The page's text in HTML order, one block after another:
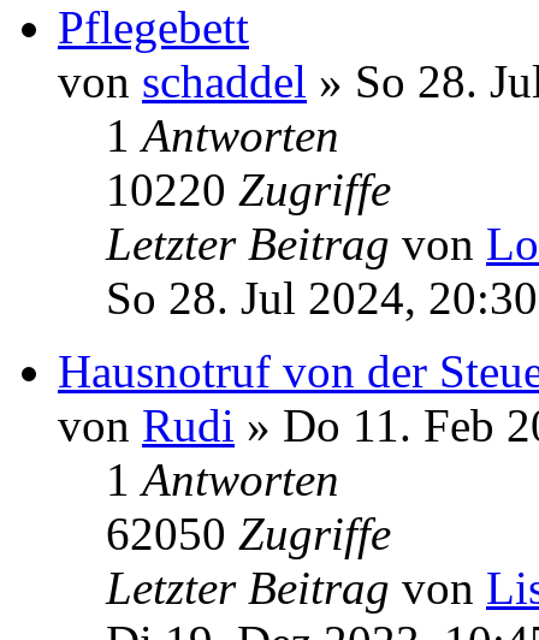
Pflegebett
von schaddel » So 28.
1Antworten
10220 Zugriffe
Letzter Beitrag von
So 28. Jul 2024, 20:30
Hausnotruf von der
von Rudi » Do 11. Feb
1Antworten
62050 Zugriffe
Letzter Beitrag von